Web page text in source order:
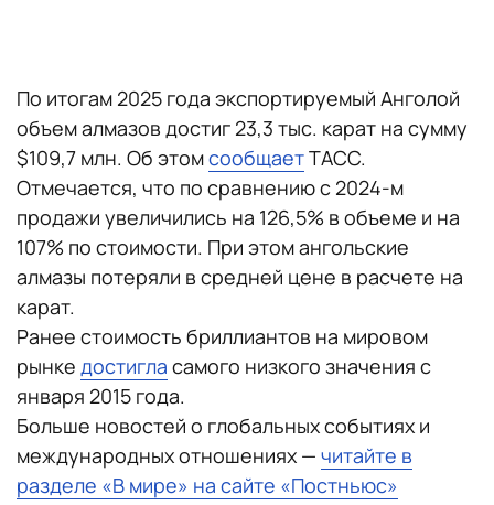
По итогам 2025 года экспортируемый Анголой
объем алмазов достиг 23,3 тыс. карат на сумму
$109,7 млн. Об этомсообщаетТАСС.
Отмечается, что по сравнению с 2024-м
продажи увеличились на 126,5% в объеме и на
107% по стоимости. При этом ангольские
алмазы потеряли в средней цене в расчете на
карат.
Ранее стоимость бриллиантов на мировом
рынке достигла самого низкого значения с
января 2015 года.
Больше новостей о глобальных событиях и
международных отношениях — читайте в
разделе «В мире» на сайте «Постньюс»